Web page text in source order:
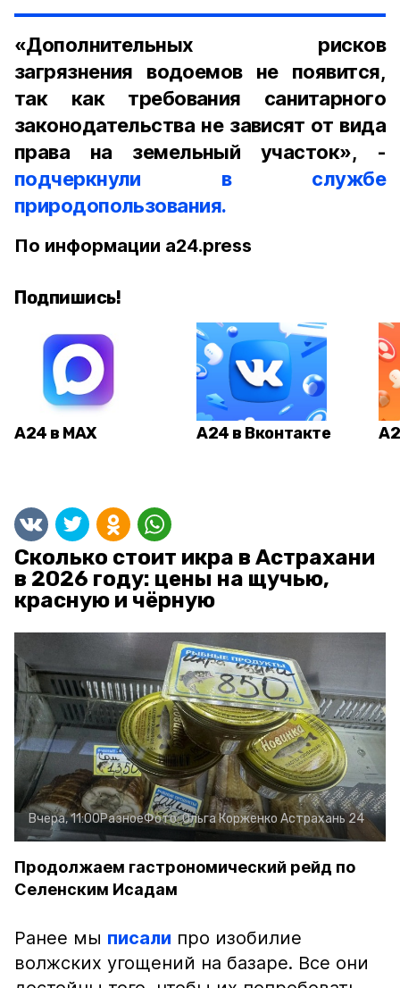
«Дополнительных рисков
загрязнения водоемов не появится,
так как требования санитарного
законодательства не зависят от вида
права на земельный участок», -
подчеркнули в службе
природопользования.
По информации a24.press
Подпишись!
А24 в MAX А24 в Вконтакте
Сколько стоит икра в Астрахани
в 2026 году: цены на щучью,
красную и чёрную
Вчера, 11:00РазноеФото:Ольга Корженко Астрахань 24
Продолжаем гастрономический рейд по
Селенским Исадам
Ранее мы писали про изобилие
волжских угощений на базаре. Все они